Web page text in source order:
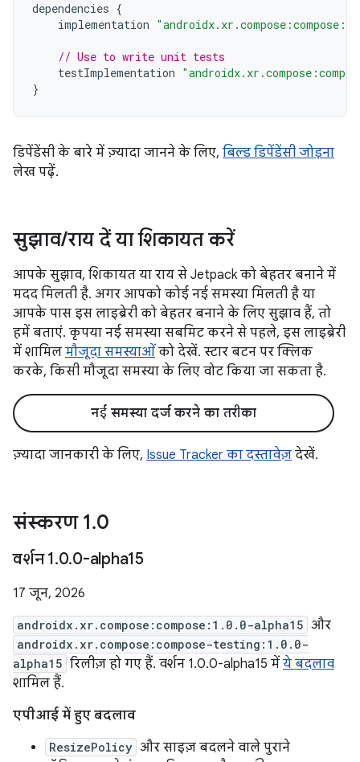
dependencies {
implementation
// Use to write unit tests
testImplementation
}
डिपेंडेंसी के बारे में ज़्यादा जानने के लिए, बिल्ड डिपेंडेंसी जोड़ना
लेख पढ़ें.
सुझाव/राय दें या शिकायत करें
आपके सुझाव, शिकायत या राय से Jetpack को बेहतर बनाने में
मदद मिलती है. अगर आपको कोई नई समस्या मिलती है या
आपके पास इस लाइब्रेरी को बेहतर बनाने के लिए सुझाव हैं, तो
हमें बताएं. कृपया नई समस्या सबमिट करने से पहले, इस लाइब्रेरी
में शामिल मौजूदा समस्याओं को देखें. स्टार बटन पर क्लिक
करके, किसी मौजूदा समस्या के लिए वोट किया जा सकता है.
नई समस्या दर्ज करने का तरीका
ज़्यादा जानकारी के लिए, Issue Tracker का दस्तावेज़ देखें.
संस्करण 1.0
वर्शन 1.0.0-alpha15
17 जून, 2026
androidx.xr.compose:compose:1.0.0-alpha15 और
androidx.xr.compose:compose-testing:1.0.0-
alpha15 रिलीज़ हो गए हैं. वर्शन 1.0.0-alpha15 में ये बदलाव
शामिल हैं.
एपीआई में हुए बदलाव
ResizePolicy और साइज़ बदलने वाले पुराने